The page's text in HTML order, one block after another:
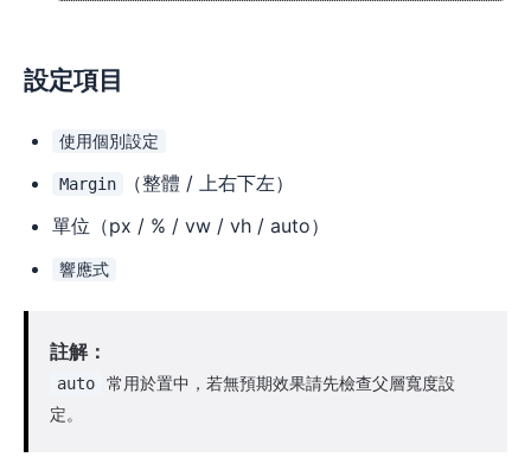
設定項目
使用個別設定
Margin
（整體 / 上右下左）
單位（px / % / vw / vh / auto）
響應式
註解：
auto
常用於置中，若無預期效果請先檢查父層寬度設
定。